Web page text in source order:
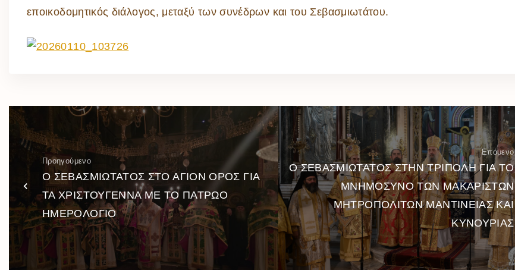
εποικοδομητικός διάλογος, μεταξύ των συνέδρων και του Σεβασμιωτάτου.
Προηγούμενο
Ο ΣΕΒΑΣΜΙΩΤΑΤΟΣ ΣΤΟ ΑΓΙΟΝ ΟΡΟΣ ΓΙΑ
ΤΑ ΧΡΙΣΤΟΥΓΕΝΝΑ ΜΕ ΤΟ ΠΑΤΡΩΟ
ΗΜΕΡΟΛΟΓΙΟ
Επόμενο
Ο ΣΕΒΑΣΜΙΩΤΑΤΟΣ ΣΤΗΝ ΤΡΙΠΟΛΗ ΓΙΑ ΤΟ
ΜΝΗΜΟΣΥΝΟ ΤΩΝ ΜΑΚΑΡΙΣΤΩΝ
ΜΗΤΡΟΠΟΛΙΤΩΝ ΜΑΝΤΙΝΕΙΑΣ ΚΑΙ
ΚΥΝΟΥΡΙΑΣ